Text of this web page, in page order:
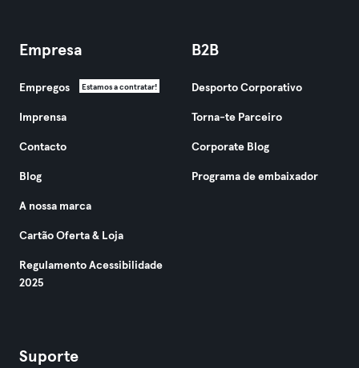
Empresa
Empregos Estamos a contratar!
Imprensa
Contacto
Blog
A nossa marca
Cartão Oferta & Loja
Regulamento Acessibilidade
2025
B2B
Desporto Corporativo
Torna-te Parceiro
Corporate Blog
Programa de embaixador
Suporte